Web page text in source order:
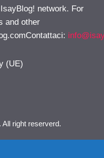
network. For
and other
:
(UE)
right reserverd.